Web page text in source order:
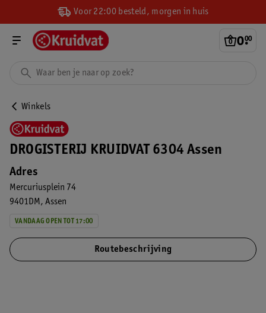
Voor 22:00 besteld, morgen in huis
0.
00
Winkels
DROGISTERIJ KRUIDVAT 6304 Assen
Adres
Mercuriusplein 74
9401DM Assen
VANDAAG OPEN TOT 17:00
Routebeschrijving